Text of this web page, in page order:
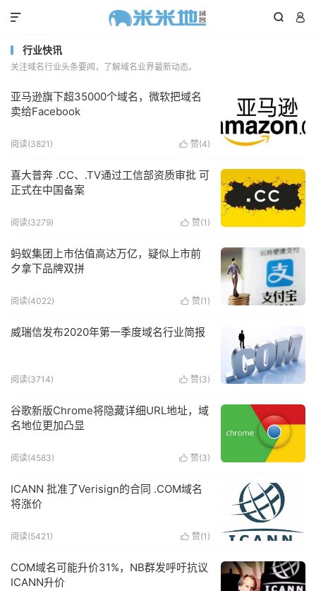
 

行业快讯
关注域名行业头条要闻，了解域名业界最新动态。
亚马逊旗下超35000个域名，微软把域名
卖给Facebook
 赞(4)
阅读(3821)
喜大普奔 .CC、.TV通过工信部资质审批 可
正式在中国备案
 赞(1 )
阅读(3279)
蚂蚁集团上市估值高达万亿，疑似上市前
夕拿下品牌双拼
 赞(1 )
阅读(4022)
威瑞信发布2020年第一季度域名行业简报
 赞(3)
阅读(3714)
谷歌新版Chrome将隐藏详细URL地址，域
名地位更加凸显
 赞(3)
阅读(4583)
ICANN 批准了Verisign的合同 .COM域名
将涨价
 赞(1 )
阅读(5421)
COM域名可能升价31%，NB群发呼吁抗议
ICANN升价